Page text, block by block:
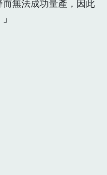
無法成功量產，因此